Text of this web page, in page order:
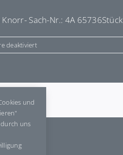
Sach-Nr.: 4A 65736Stück
deaktiviertfür
E65736
und
uns